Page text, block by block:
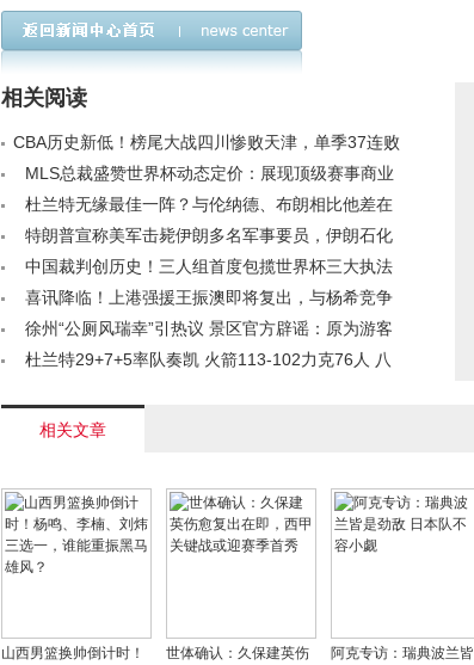
大利足球何时重现蓝色
荣耀？
颜！大合影独他黑脸 日
媒：一步之遥错失冠军
相关阅读
CBA历史新低！榜尾大战四川惨败天津，单季37连败
+跨季42连败< /a>
MLS总裁盛赞世界杯动态定价：展现顶级赛事商业
智慧< /a>
杜兰特无缘最佳一阵？与伦纳德、布朗相比他差在
哪？< /a>
特朗普宣称美军击毙伊朗多名军事要员，伊朗石化
区遭袭5死170伤< /a>
中国裁判创历史！三人组首度包揽世界杯三大执法
岗位< /a>
喜讯降临！上港强援王振澳即将复出，与杨希竞争
主力位置引期待< /a>
徐州“公厕风瑞幸”引热议 景区官方辟谣：原为游客
服务站点< /a>
杜兰特29+7+5率队奏凯 火箭113-102力克76人 八
相关文章
山西男篮换帅倒计时！
世体确认：久保建英伤
阿克专访：瑞典波兰皆